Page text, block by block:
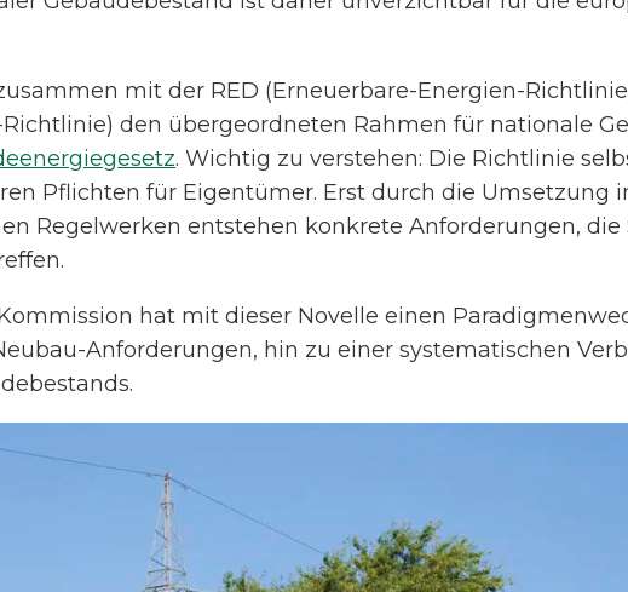
mit der RED (Erneuerbare-Energien-
den übergeordneten Rahmen für nationale
. Wichtig zu verstehen: Die Richtlinie
Pflichten für Eigentümer. Erst durch die Umsetzung
Regelwerken entstehen konkrete Anforderungen, die
hat mit dieser Novelle einen
Anforderungen, hin zu einer systematischen